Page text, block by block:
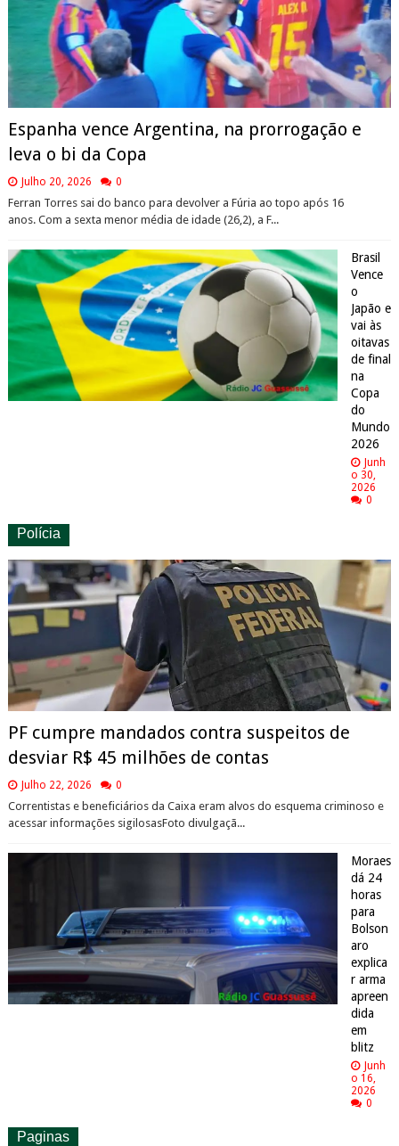
Espanha vence Argentina, na prorrogação e
leva o bi da Copa
Julho 20, 2026 0
Ferran Torres sai do banco para devolver a Fúria ao topo após 16
anos. Com a sexta menor média de idade (26,2), a F...
Brasil
Vence
o
Japão e
vai às
oitavas
de final
na
Copa
do
Mundo
2026
Junh
o 30,
2026
0
Polícia
PF cumpre mandados contra suspeitos de
desviar R$ 45 milhões de contas
Julho 22, 2026 0
Correntistas e beneficiários da Caixa eram alvos do esquema criminoso e
acessar informações sigilosasFoto divulgaçã...
Moraes
dá 24
horas
para
Bolson
aro
explica
r arma
apreen
dida
em
blitz
Junh
o 16,
2026
0
Paginas